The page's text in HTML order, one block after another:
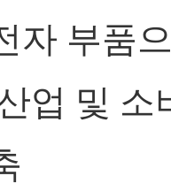
자 부품
업 및 소